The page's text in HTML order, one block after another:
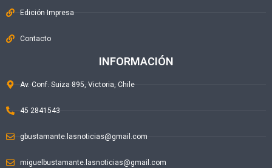
Edición Impresa
Contacto
INFORMACIÓN
Av. Conf. Suiza 895, Victoria, Chile
45 2841543
gbustamante.lasnoticias@gmail.com
miguelbustamante.lasnoticias@gmail.com